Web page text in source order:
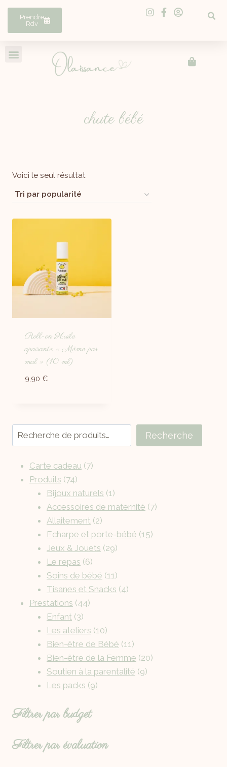
Prendre
Rdv
chute bébé
Voici le seul résultat
Roll-on Huile
apaisante « Même pas
mal » (10 ml)
9,90 €
Recherche
Carte cadeau 7
Produits 74
Bijoux naturels 1
Accessoires de maternité 7
Allaitement 2
Echarpe et porte-bébé 15
Jeux & Jouets 29
Le repas 6
Soins de bébé 11
Tisanes et Snacks 4
Prestations 44
Enfant 3
Les ateliers 10
Bien-être de Bébé 11
Bien-être de la Femme 20
Soutien à la parentalité 9
Les packs 9
Filtrer par budget
Filtrer par évaluation